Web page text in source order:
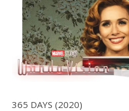
365 DAYS (2020)